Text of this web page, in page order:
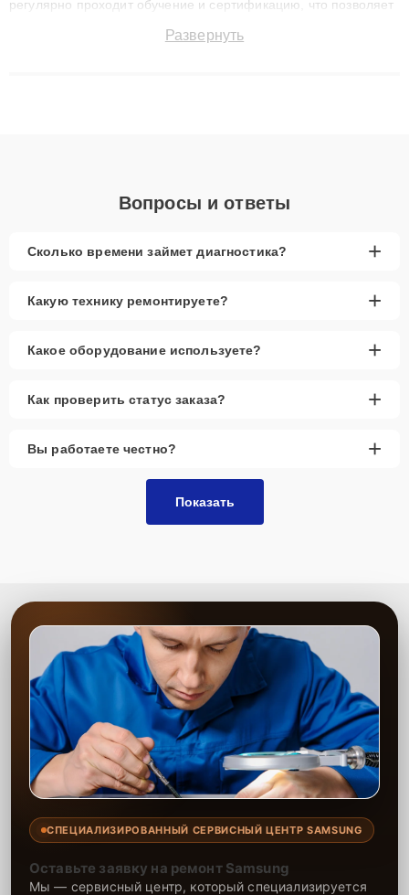
регулярно проходит обучение и сертификацию, что позволяет
технику с сохранением гарантии до 3 лет. Наши мастера
Развернуть
Вопросы и ответы
Сколько времени займет диагностика? +
Какую технику ремонтируете? +
Какое оборудование используете? +
Как проверить статус заказа? +
Вы работаете честно? +
Показать
СПЕЦИАЛИЗИРОВАННЫЙ СЕРВИСНЫЙ ЦЕНТР SAMSUNG
Оставьте заявку на ремонт Samsung
Мы — сервисный центр, который специализируется